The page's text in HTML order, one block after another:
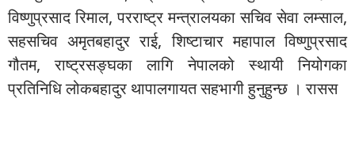
विष्णुप्रसाद रिमाल, परराष्ट्र मन्त्रालयका सचिव सेवा लम्साल,
सहसचिव अमृतबहादुर राई, शिष्टाचार महापाल विष्णुप्रसाद
गौतम, राष्ट्रसङ्घका लागि नेपालको स्थायी नियोगका
प्रतिनिधि लोकबहादुर थापालगायत सहभागी हुनुहुन्छ । रासस